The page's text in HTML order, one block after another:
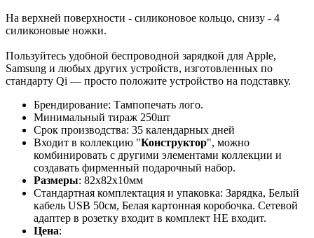
На верхней поверхности - силиконовое кольцо, снизу - 4
силиконовые ножки.
Пользуйтесь удобной беспроводной зарядкой для Apple,
Samsung и любых других устройств, изготовленных по
стандарту Qi — просто положите устройство на подставку.
Брендирование: Тампопечать лого.
Минимальный тираж 250шт
Срок производства: 35 календарных дней
Входит в коллекцию "Конструктор", можно
комбинировать с другими элементами коллекции и
создавать фирменный подарочный набор.
Размеры: 82x82x10мм
Стандартная комплектация и упаковка: Зарядка, Белый
кабель USB 50см, Белая картонная коробочка. Сетевой
адаптер в розетку входит в комплект НЕ входит.
Цена: